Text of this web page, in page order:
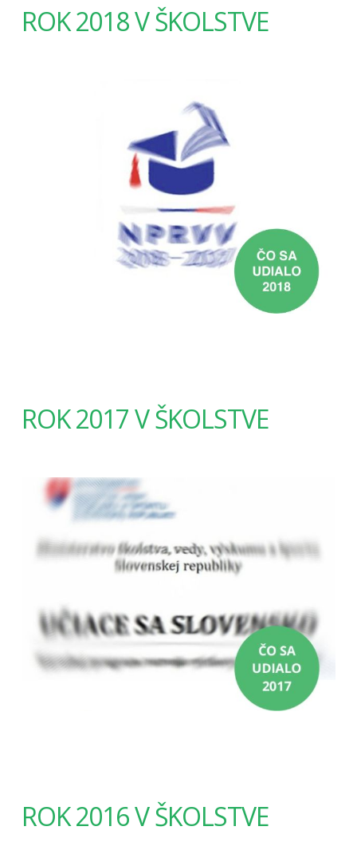
ROK 2018 V ŠKOLSTVE
ROK 2017 V ŠKOLSTVE
ROK 2016 V ŠKOLSTVE